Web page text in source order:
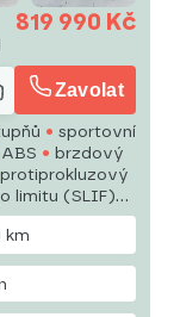
819 990 Kč
Zavolat
sportovní
ABS
brzdový
protiprokluzový
limitu (SLIF)
asistent
km